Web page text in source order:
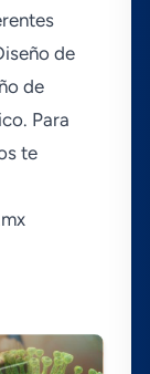
de
de
Para
te